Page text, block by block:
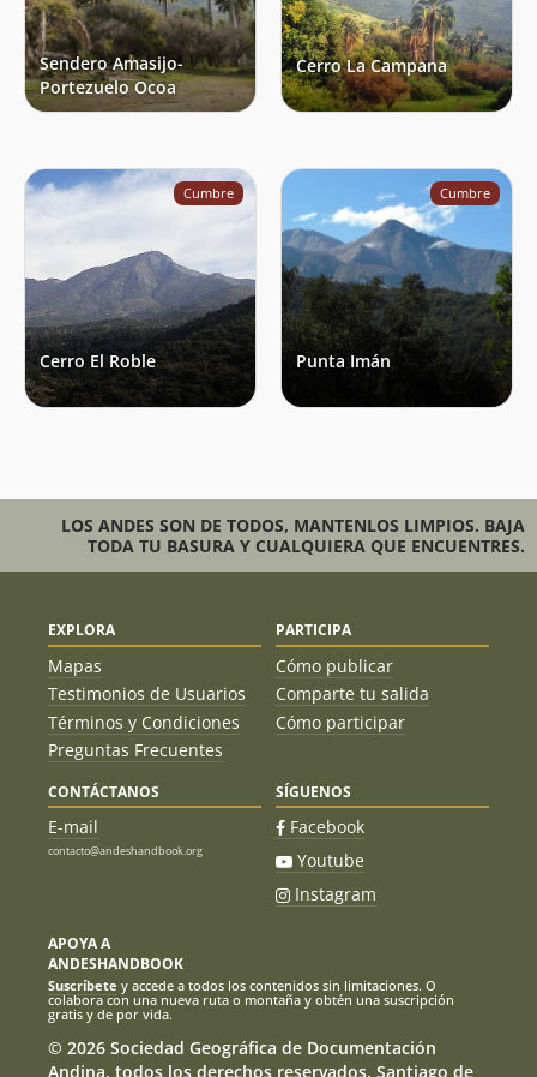
Sendero Amasijo-
Portezuelo Ocoa
Cerro La Campana
Cumbre
Cerro El Roble
Cumbre
Punta Imán
LOS ANDES SON DE TODOS, MANTENLOS LIMPIOS. BAJA
TODA TU BASURA Y CUALQUIERA QUE ENCUENTRES.
EXPLORA
Mapas
Testimonios de Usuarios
Términos y Condiciones
Preguntas Frecuentes
PARTICIPA
Cómo publicar
Comparte tu salida
Cómo participar
CONTÁCTANOS
E-mail
contacto@andeshandbook.org
SÍGUENOS
Facebook
Youtube
Instagram
APOYA A
ANDESHANDBOOK
Suscríbete y accede a todos los contenidos sin limitaciones. O
colabora con una nueva ruta o montaña y obtén una suscripción
gratis y de por vida.
© 2026 Sociedad Geográfica de Documentación
Andina, todos los derechos reservados. Santiago de